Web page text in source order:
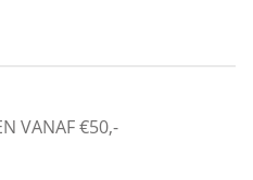
VANAF €50,-